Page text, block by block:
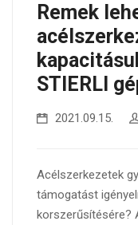
Remek
STIERLI
2021.09.15.
Acélszerkezetek
támogatást
korszerűsítésére?